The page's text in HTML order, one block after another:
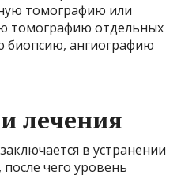
томографию или
томографию отдельных
биопсию, ангиографию
лечения
в устранении
чего уровень